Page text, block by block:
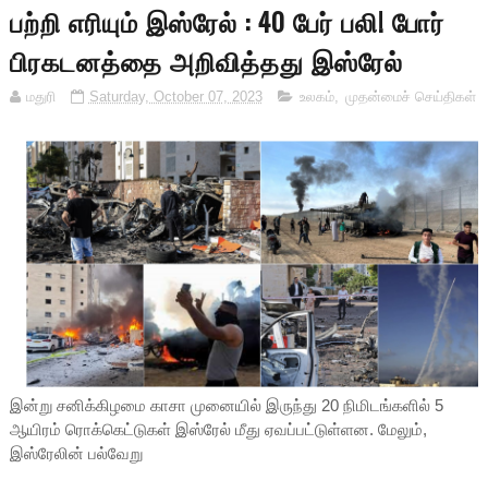
பற்றி எரியும் இஸ்ரேல் : 40 பேர் பலி! போர்
பிரகடனத்தை அறிவித்தது இஸ்ரேல்
மதுரி Saturday, October 07, 2023 உலகம், முதன்மைச் செய்திகள்
இன்று சனிக்கிழமை காசா முனையில் இருந்து 20 நிமிடங்களில் 5
ஆயிரம் ரொக்கெட்டுகள் இஸ்ரேல் மீது ஏவப்பட்டுள்ளன. மேலும்,
இஸ்ரேலின் பல்வேறு